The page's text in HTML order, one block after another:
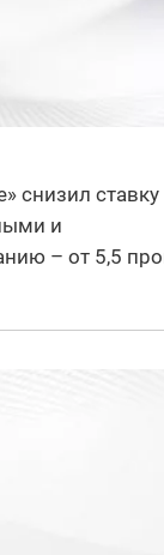
снизил ставку
и
– от 5,5